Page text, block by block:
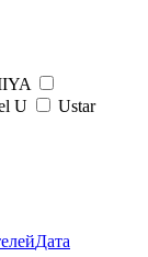
U
Ustar
Дата